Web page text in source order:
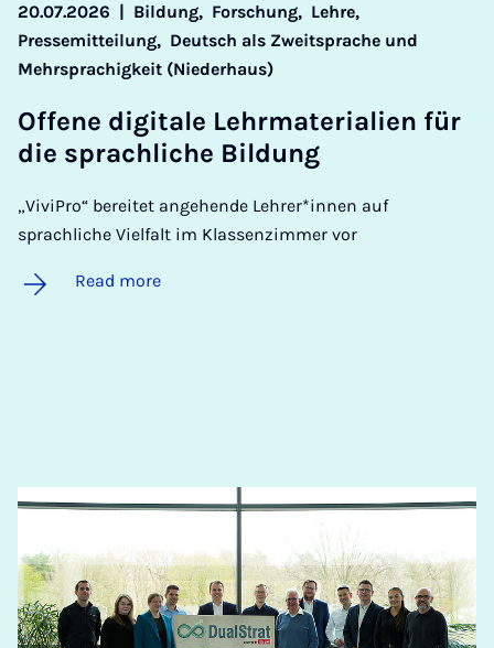
20.07.2026 Bildung, Forschung, Lehre,
Pressemitteilung, Deutsch als Zweitsprache und
Mehrsprachigkeit (Niederhaus)
Of­fene di­gitale Lehrma­ter­i­ali­en für
die sprach­liche Bildung
„ViviPro“ bereitet angehende Lehrer*innen auf
sprachliche Vielfalt im Klassenzimmer vor
Read more